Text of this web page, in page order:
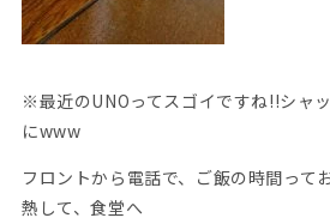
※最近のUNOってスゴイですね!!シャ
にwww
フロントから電話で、ご飯の時間って
熱して、食堂へ